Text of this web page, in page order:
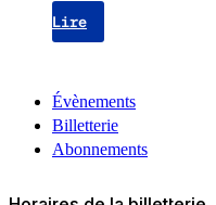
Lire
Évènements
Billetterie
Abonnements